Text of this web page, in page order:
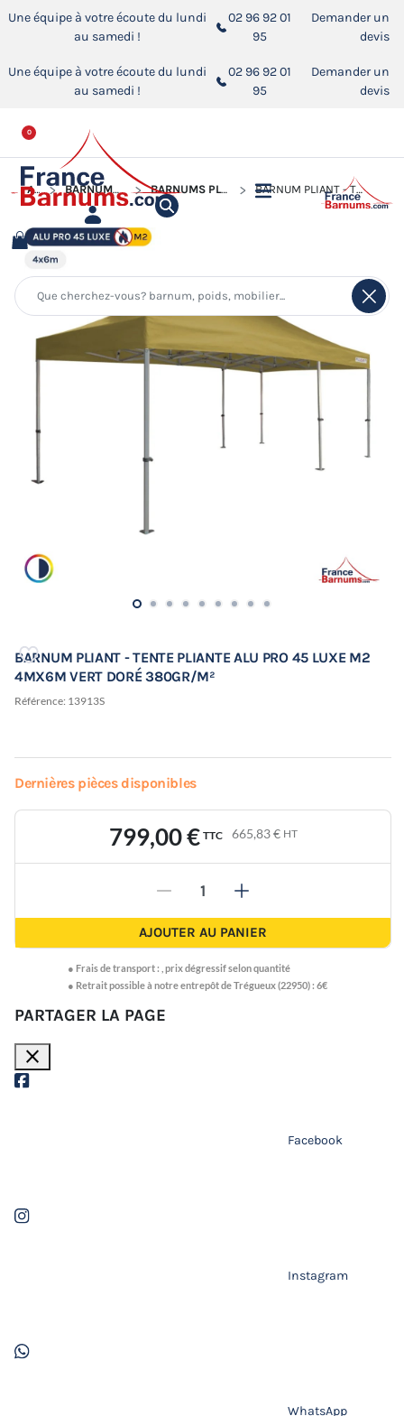
Une équipe à votre écoute du lundi
au samedi !
02 96 92 01
95
Demander un
devis
Une équipe à votre écoute du lundi
au samedi !
02 96 92 01
95
Demander un
devis
0
ACCUEIL BARNUMS PLIANTS ALUMINIUM PRO 45 LUXE M2 BARNUMS PLIANTS ALUMINIUM PRO 45 LUXE M2 DE 4M X 6M BARNUM PLIANT - TENTE PLIANTE ALU PRO 45 LUXE M2 4MX6M VERT DORÉ 380GR/M²
BARNUM PLIANT - TENTE PLIANTE ALU PRO 45 LUXE M2
4MX6M VERT DORÉ 380GR/M²
Référence: 13913S
Dernières pièces disponibles
799,00 € TTC 665,83 € HT
- +
AJOUTER AU PANIER
● Frais de transport : prix dégressif selon quantité
● Retrait possible à notre entrepôt de Trégueux (22950) : 6€
PARTAGER LA PAGE
close
Facebook
Instagram
WhatsApp